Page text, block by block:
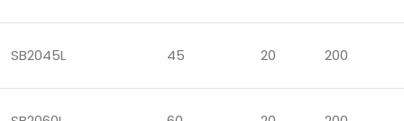
SB2045L 45 20 200